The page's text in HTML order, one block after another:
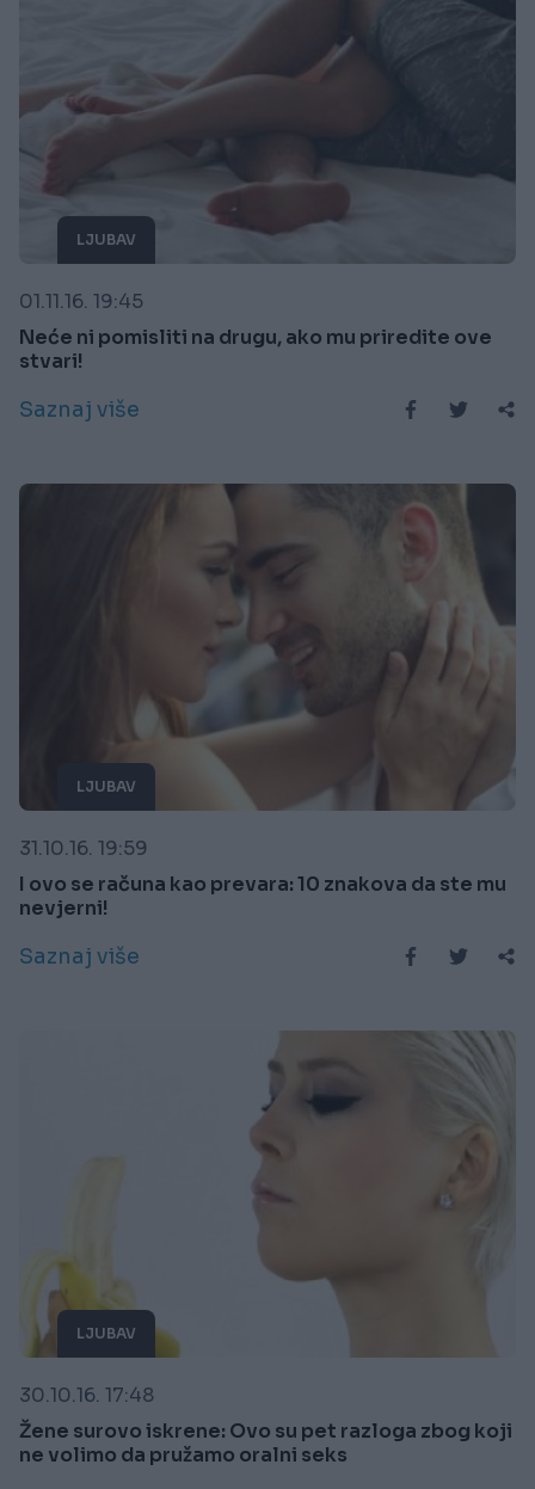
LJUBAV
01.11.16. 19:45
Neće ni pomisliti na drugu, ako mu priredite ove
stvari!
Saznaj više
LJUBAV
31.10.16. 19:59
I ovo se računa kao prevara: 10 znakova da ste mu
nevjerni!
Saznaj više
LJUBAV
30.10.16. 17:48
Žene surovo iskrene: Ovo su pet razloga zbog koji
ne volimo da pružamo oralni seks